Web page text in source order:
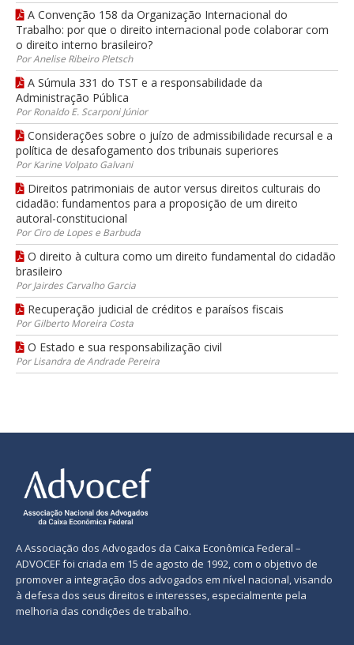
A Convenção 158 da Organização Internacional do
Trabalho: por que o direito internacional pode colaborar com
o direito interno brasileiro?
Por Anelise Ribeiro Pletsch
A Súmula 331 do TST e a responsabilidade da
Administração Pública
Por Ronaldo E. Scarponi Júnior
Considerações sobre o juízo de admissibilidade recursal e a
política de desafogamento dos tribunais superiores
Por Karine Volpato Galvani
Direitos patrimoniais de autor versus direitos culturais do
cidadão: fundamentos para a proposição de um direito
autoral-constitucional
Por Ciro de Lopes e Barbuda
O direito à cultura como um direito fundamental do cidadão
brasileiro
Por Jairdes Carvalho Garcia
Recuperação judicial de créditos e paraísos fiscais
Por Gilberto Moreira Costa
O Estado e sua responsabilização civil
Por Lisandra de Andrade Pereira
A Associação dos Advogados da Caixa Econômica Federal –
ADVOCEF foi criada em 15 de agosto de 1992, com o objetivo de
promover a integração dos advogados em nível nacional, visando
à defesa dos seus direitos e interesses, especialmente pela
melhoria das condições de trabalho.